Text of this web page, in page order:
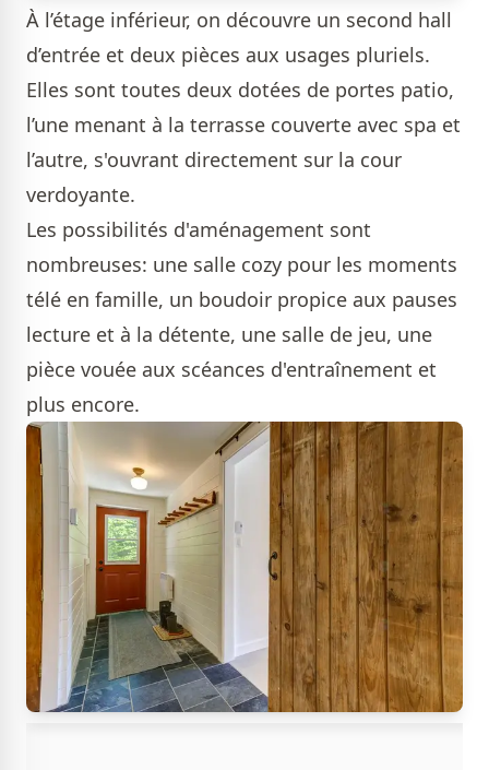
À l’étage inférieur, on découvre un second hall
d’entrée et deux pièces aux usages pluriels.
Elles sont toutes deux dotées de portes patio,
l’une menant à la terrasse couverte avec spa et
l’autre, s'ouvrant directement sur la cour
verdoyante.
Les possibilités d'aménagement sont
nombreuses: une salle cozy pour les moments
télé en famille, un boudoir propice aux pauses
lecture et à la détente, une salle de jeu, une
pièce vouée aux scéances d'entraînement et
plus encore.